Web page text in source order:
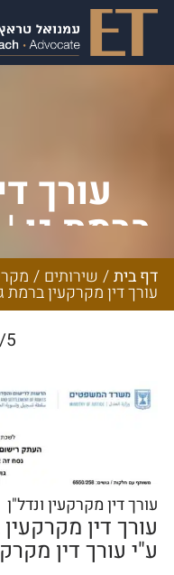
עורך
ברמת גן
דף בית/ שירותים /
עורך דין מקרקעין ברמת
5/5 -
עורך דין מקרקעין ונדל"ן
עורך דין
ע"י עורך דין